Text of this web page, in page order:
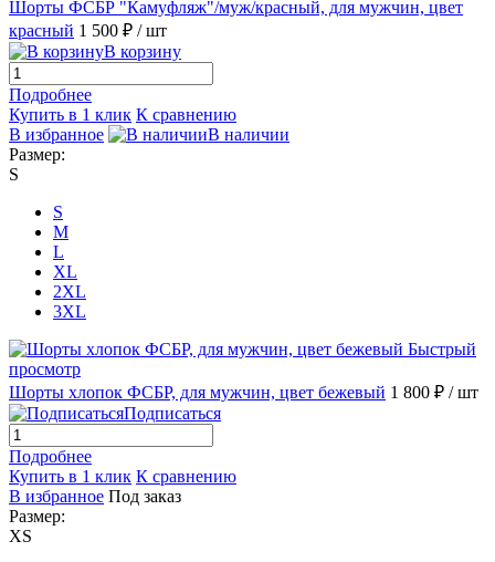
Шорты ФСБР "Камуфляж"/муж/красный, для мужчин, цвет
красный 1 500 ₽ / шт
В корзину
Подробнее
Купить в 1 клик К сравнению
В избранное
В наличии
Размер:
S
S
M
L
XL
2XL
3XL
Быстрый
просмотр
Шорты хлопок ФСБР, для мужчин, цвет бежевый 1 800 ₽ / шт
Подписаться
Подробнее
Купить в 1 клик К сравнению
В избранное Под заказ
Размер:
XS